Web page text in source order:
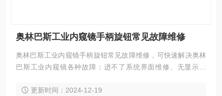
奥林巴斯工业内窥镜手柄旋钮常见故障维修
奥林巴斯工业内窥镜手柄旋钮常见故障维修，可快速解决奥林
巴斯工业内窥镜各种故障：进不了系统界面维修、无显示维
晶屏显示竖条、横条、多画面，以及液晶屏显示各种疑难杂
更新时间：2024-12-19